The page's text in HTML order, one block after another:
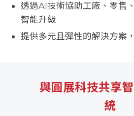
透過AI技術協助工廠、零售
智能升級
提供多元且彈性的解決方案
與圓展科技共享
統